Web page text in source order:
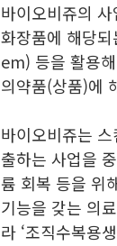
바이오비쥬의
화장품에 해당
em) 등을 활용
의약품(상품)에
바이오비쥬는
출하는 사업을
륨 회복 등을 위
기능을 갖는 의
라 ‘조직수복용